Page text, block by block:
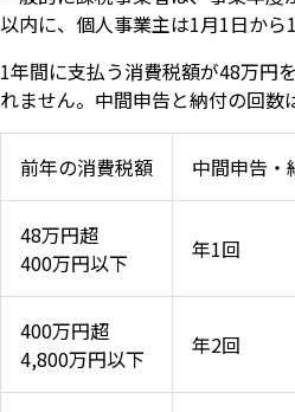
以内に、個人事業主は1月1日か
1年間に支払う消費税額が48万円
れません。中間申告と納付の回
前年の消費税額 中間申告・
48万円超
400万円以下
年1回
400万円超
4,800万円以下
年2回